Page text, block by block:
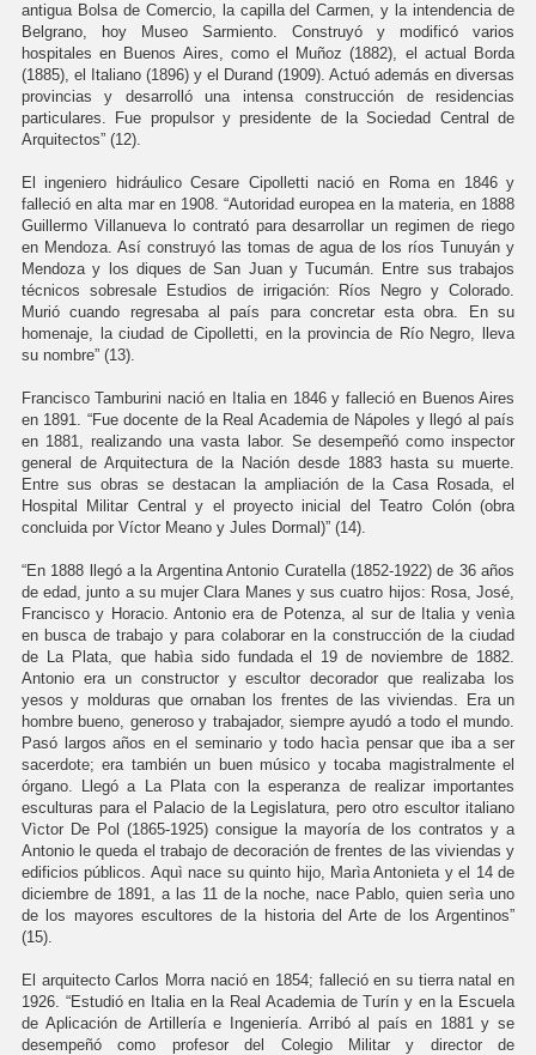
antigua Bolsa de Comercio, la capilla del Carmen, y la intendencia de
Belgrano, hoy Museo Sarmiento. Construyó y modificó varios
hospitales en Buenos Aires, como el Muñoz (1882), el actual Borda
(1885), el Italiano (1896) y el Durand (1909). Actuó además en diversas
provincias y desarrolló una intensa construcción de residencias
particulares. Fue propulsor y presidente de la Sociedad Central de
Arquitectos” (12).
El ingeniero hidráulico Cesare Cipolletti nació en Roma en 1846 y
falleció en alta mar en 1908. “Autoridad europea en la materia, en 1888
Guillermo Villanueva lo contrató para desarrollar un regimen de riego
en Mendoza. Así construyó las tomas de agua de los ríos Tunuyán y
Mendoza y los diques de San Juan y Tucumán. Entre sus trabajos
técnicos sobresale Estudios de irrigación: Ríos Negro y Colorado.
Murió cuando regresaba al país para concretar esta obra. En su
homenaje, la ciudad de Cipolletti, en la provincia de Río Negro, lleva
su nombre” (13).
Francisco Tamburini nació en Italia en 1846 y falleció en Buenos Aires
en 1891. “Fue docente de la Real Academia de Nápoles y llegó al país
en 1881, realizando una vasta labor. Se desempeñó como inspector
general de Arquitectura de la Nación desde 1883 hasta su muerte.
Entre sus obras se destacan la ampliación de la Casa Rosada, el
Hospital Militar Central y el proyecto inicial del Teatro Colón (obra
concluida por Víctor Meano y Jules Dormal)” (14).
“En 1888 llegó a la Argentina Antonio Curatella (1852-1922) de 36 años
de edad, junto a su mujer Clara Manes y sus cuatro hijos: Rosa, José,
Francisco y Horacio. Antonio era de Potenza, al sur de Italia y venìa
en busca de trabajo y para colaborar en la construcción de la ciudad
de La Plata, que habìa sido fundada el 19 de noviembre de 1882.
Antonio era un constructor y escultor decorador que realizaba los
yesos y molduras que ornaban los frentes de las viviendas. Era un
hombre bueno, generoso y trabajador, siempre ayudó a todo el mundo.
Pasó largos años en el seminario y todo hacìa pensar que iba a ser
sacerdote; era también un buen músico y tocaba magistralmente el
órgano. Llegó a La Plata con la esperanza de realizar importantes
esculturas para el Palacio de la Legislatura, pero otro escultor italiano
Vìctor De Pol (1865-1925) consigue la mayoría de los contratos y a
Antonio le queda el trabajo de decoración de frentes de las viviendas y
edificios públicos. Aquì nace su quinto hijo, Marìa Antonieta y el 14 de
diciembre de 1891, a las 11 de la noche, nace Pablo, quien serìa uno
de los mayores escultores de la historia del Arte de los Argentinos”
(15).
El arquitecto Carlos Morra nació en 1854; falleció en su tierra natal en
1926. “Estudió en Italia en la Real Academia de Turín y en la Escuela
de Aplicación de Artillería e Ingeniería. Arribó al país en 1881 y se
desempeñó como profesor del Colegio Militar y director de